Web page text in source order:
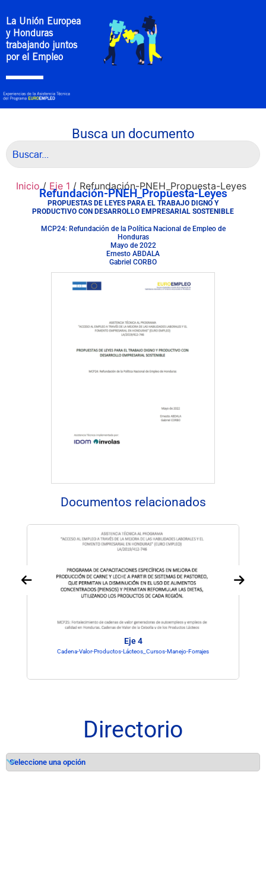
La Unión Europea
y Honduras
trabajando juntos
por el Empleo
Busca un documento
Inicio/ Eje 1 / Refundación-PNEH_Propuesta-Leyes
Refundación-PNEH_Propuesta-Leyes
PROPUESTAS DE LEYES PARA EL TRABAJO DIGNO Y
PRODUCTIVO CON DESARROLLO EMPRESARIAL SOSTENIBLE
MCP24: Refundación de la Política Nacional de Empleo de
Honduras
Mayo de 2022
Ernesto ABDALA
Gabriel CORBO
Documentos relacionados
Eje 4
Cadena-Valor-Productos-Lácteos_Cursos-Manejo-Forrajes
Directorio